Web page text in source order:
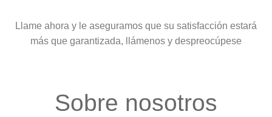
Llame ahora y le aseguramos que su satisfacción estará
más que garantizada, llámenos y despreocúpese
Sobre nosotros